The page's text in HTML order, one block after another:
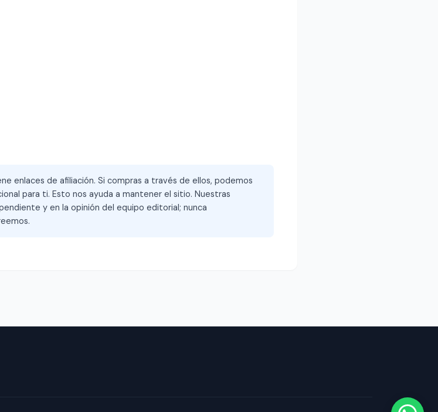
enlaces de afiliación. Si compras a través de ellos, podemos
para ti. Esto nos ayuda a mantener el sitio. Nuestras
y en la opinión del equipo editorial; nunca